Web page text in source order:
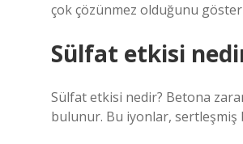
çok çözünmez olduğunu
Sülfat etkisi
Sülfat etkisi nedir? Betona
bulunur. Bu iyonlar, sertleşmiş